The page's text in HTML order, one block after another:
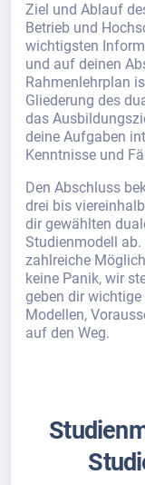
Ziel und Ablauf
Betrieb und
wichtigsten
und auf deinen
Rahmenlehrplan
Gliederung des
das
deine Aufgaben
Kenntnisse und
Den Abschluss
drei bis
dir gewählten
Studienmodell
zahlreiche
keine Panik, wir
geben dir
Modellen,
auf den Weg.